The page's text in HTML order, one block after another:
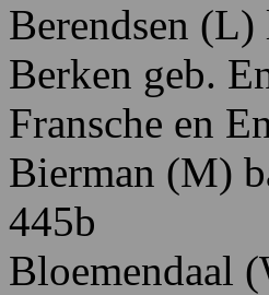
Berendsen (L)
Berken geb.
Fransche en
Bierman (M)
445b
Bloemendaal